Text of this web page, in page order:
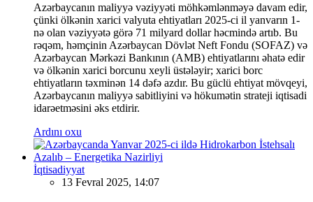
Azərbaycanın maliyyə vəziyyəti möhkəmlənməyə davam edir,
çünki ölkənin xarici valyuta ehtiyatları 2025-ci il yanvarın 1-
nə olan vəziyyətə görə 71 milyard dollar həcmində artıb. Bu
rəqəm, həmçinin Azərbaycan Dövlət Neft Fondu (SOFAZ) və
Azərbaycan Mərkəzi Bankının (AMB) ehtiyatlarını əhatə edir
və ölkənin xarici borcunu xeyli üstələyir; xarici borc
ehtiyatların təxminən 14 dəfə azdır. Bu güclü ehtiyat mövqeyi,
Azərbaycanın maliyyə sabitliyini və hökumətin strateji iqtisadi
idarəetməsini əks etdirir.
Ardını oxu
İqtisadiyyat
13 Fevral 2025, 14:07